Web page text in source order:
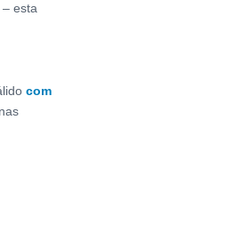
– esta
com
nas